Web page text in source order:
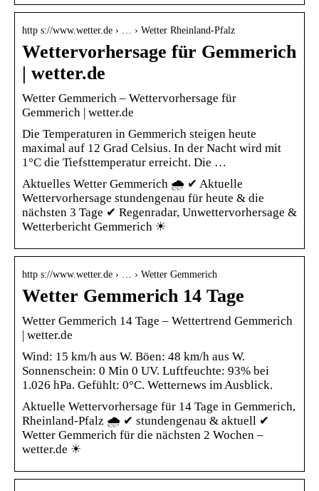
http s://www.wetter.de › … › Wetter Rheinland-Pfalz
Wettervorhersage für Gemmerich
| wetter.de
Wetter Gemmerich – Wettervorhersage für
Gemmerich | wetter.de
Die Temperaturen in Gemmerich steigen heute
maximal auf 12 Grad Celsius. In der Nacht wird mit
1°C die Tiefsttemperatur erreicht. Die …
Aktuelles Wetter Gemmerich 🌧️ ✔ Aktuelle
Wettervorhersage stundengenau für heute & die
nächsten 3 Tage ✔ Regenradar, Unwettervorhersage &
Wetterbericht Gemmerich ☀
http s://www.wetter.de › … › Wetter Gemmerich
Wetter Gemmerich 14 Tage
Wetter Gemmerich 14 Tage – Wettertrend Gemmerich
| wetter.de
Wind: 15 km/h aus W. Böen: 48 km/h aus W.
Sonnenschein: 0 Min 0 UV. Luftfeuchte: 93% bei
1.026 hPa. Gefühlt: 0°C. Wetternews im Ausblick.
Aktuelle Wettervorhersage für 14 Tage in Gemmerich,
Rheinland-Pfalz 🌧️ ✔ stundengenau & aktuell ✔
Wetter Gemmerich für die nächsten 2 Wochen –
wetter.de ☀